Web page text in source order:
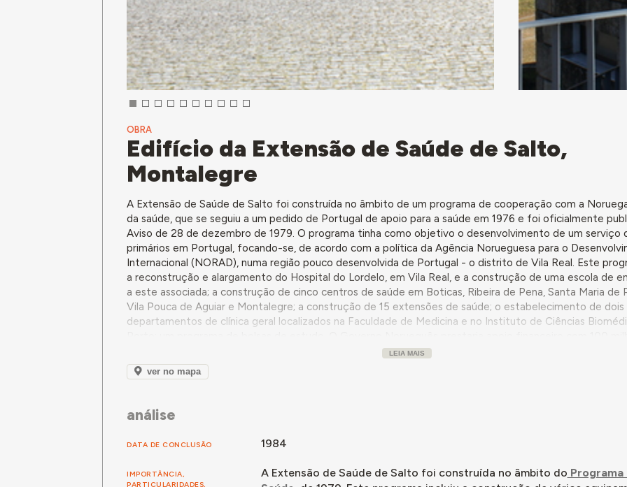
OBRA
Edifício da Extensão de Saúde de Salto,
Montalegre
A Extensão de Saúde de Salto foi construída no âmbito de um programa de cooperação com a
da saúde, que se seguiu a um pedido de Portugal de apoio para a saúde em 1976 e foi oficialmente
Aviso de 28 de dezembro de 1979. O programa tinha como objetivo o desenvolvimento de um serviço
primários em Portugal, focando-se, de acordo com a política da Agência Norueguesa para o
Internacional (NORAD), numa região pouco desenvolvida de Portugal - o distrito de Vila Real. Este
a reconstrução e alargamento do Hospital do Lordelo, em Vila Real, e a construção de uma escola de
a este associada; a construção de cinco centros de saúde em Boticas, Ribeira de Pena, Santa Maria de
Vila Pouca de Aguiar e Montalegre; a construção de 15 extensões de saúde; o estabelecimento de dois
departamentos de clínica geral localizados na Faculdade de Medicina e no Instituto de Ciências
coroas norueguesas, das quais metade em forma de doação e outra metade como empréstimo sem
participaria como entidade consultora.
serviço seria assegurado por um profissional de enfermagem em permanência e visitas regulares dos
consultórios de enfermagem e de medicina, laboratório, arrumos e sanitários. Deveriam ainda, de
Embora se tenha considerado inicialmente a construção destes edifícios através de métodos de pré-
LEIA MAIS
ver no mapa
análise
DATA DE CONCLUSÃO 1984
IMPORTÂNCIA,
PARTICULARIDADES,
A Extensão de Saúde de Salto foi construída no âmbito do